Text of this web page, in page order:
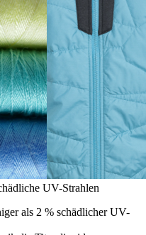
UV-Strahlen
als 2 % schädlicher UV-